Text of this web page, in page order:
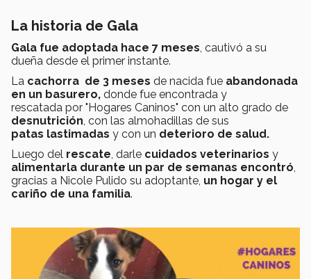
La historia de Gala
Gala fue adoptada hace 7 meses, cautivó a su
dueña desde el primer instante.
La cachorra de 3 meses de nacida fue abandonada
en un basurero, donde fue encontrada y
rescatada por "Hogares Caninos" con un alto grado de
desnutrición, con las almohadillas de sus
patas lastimadas y con un deterioro de salud.
Luego del rescate, darle cuidados veterinarios y
alimentarla durante un par de semanas encontró,
gracias a Nicole Pulido su adoptante, un hogar y el
cariño de una familia.